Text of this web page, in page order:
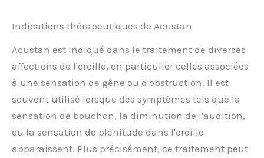
Indications thérapeutiques de Acustan
Acustan est indiqué dans le traitement de diverses
affections de l'oreille, en particulier celles associées
à une sensation de gêne ou d'obstruction. Il est
souvent utilisé lorsque des symptômes tels que la
sensation de bouchon, la diminution de l'audition,
ou la sensation de plénitude dans l'oreille
apparaissent. Plus précisément, ce traitement peut